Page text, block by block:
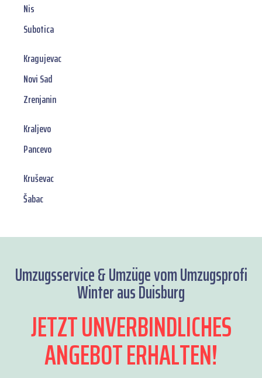
Nis
Subotica
Kragujevac
Novi Sad
Zrenjanin
Kraljevo
Pancevo
Kruševac
Šabac
Umzugsservice & Umzüge vom Umzugsprofi
Winter aus Duisburg
JETZT UNVERBINDLICHES
ANGEBOT ERHALTEN!